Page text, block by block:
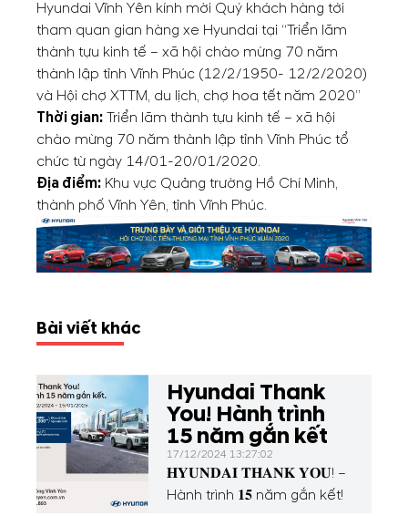
Hyundai Vĩnh Yên kính mời Quý khách hàng tới
tham quan gian hàng xe Hyundai tại “Triển lãm
thành tựu kinh tế – xã hội chào mừng 70 năm
thành lập tỉnh Vĩnh Phúc (12/2/1950- 12/2/2020)
và Hội chợ XTTM, du lịch, chợ hoa tết năm 2020”
Thời gian: Triển lãm thành tựu kinh tế – xã hội
chào mừng 70 năm thành lập tỉnh Vĩnh Phúc tổ
chức từ ngày 14/01-20/01/2020.
Địa điểm: Khu vực Quảng trường Hồ Chí Minh,
thành phố Vĩnh Yên, tỉnh Vĩnh Phúc.
Bài viết khác
Hyundai Thank
You! Hành trình
15 năm gắn kết
17/12/2024 13:27:02
𝐇𝐘𝐔𝐍𝐃𝐀𝐈 𝐓𝐇𝐀𝐍𝐊 𝐘𝐎𝐔! –
Hành trình 𝟏𝟓 năm gắn kết!